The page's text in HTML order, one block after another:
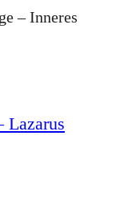
– Inneres
Lazarus